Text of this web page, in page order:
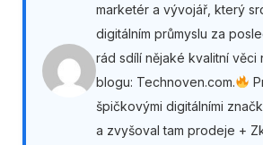
marketér a vývojář, který
digitálním průmyslu za
rád sdílí nějaké kvalitní věci
blogu: Technoven.com.
špičkovými digitálními
a zvyšoval tam prodeje +